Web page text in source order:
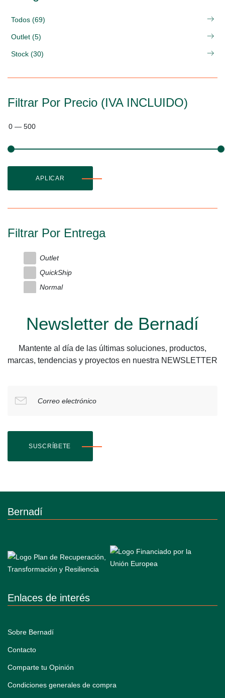
Todos (69)
Outlet (5)
Stock (30)
Filtrar Por Precio (IVA INCLUIDO)
0 — 500
APLICAR
Filtrar Por Entrega
Outlet
QuickShip
Normal
Newsletter de Bernadí
Mantente al día de las últimas soluciones, productos,
marcas, tendencias y proyectos en nuestra NEWSLETTER
Correo electrónico
SUSCRÍBETE
Bernadí
Enlaces de interés
Sobre Bernadí
Contacto
Comparte tu Opinión
Condiciones generales de compra